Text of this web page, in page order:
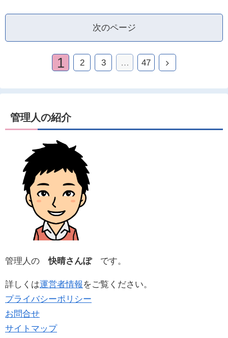
次のページ
1 2 3 … 47
管理人の紹介
管理人の快晴さんぽです。
詳しくは運営者情報 をご覧ください。
プライバシーポリシー
お問合せ
サイトマップ